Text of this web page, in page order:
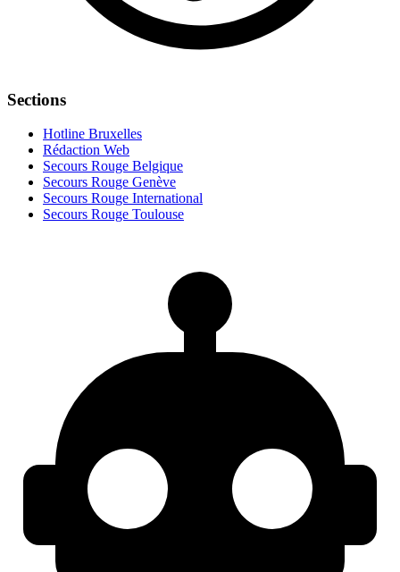
Sections
Hotline Bruxelles
Rédaction Web
Secours Rouge Belgique
Secours Rouge Genève
Secours Rouge International
Secours Rouge Toulouse